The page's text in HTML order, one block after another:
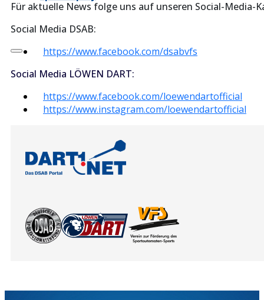
Für aktuelle News folge uns auf unseren Social-Media-
Social Media DSAB:
https://www.facebook.com/dsabvfs
Social Media LÖWEN DART:
https://www.facebook.com/loewendartofficial
https://www.instagram.com/loewendartofficial